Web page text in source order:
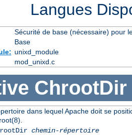
Langues
Sécurité de base (nécessaire) pour
Base
unixd_module
mod_unixd.c
ChrootDir
dans lequel Apache doit se
chemin-répertoire